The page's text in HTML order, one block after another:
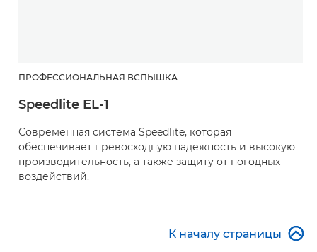
ПРОФЕССИОНАЛЬНАЯ ВСПЫШКА
Speedlite EL-1
Современная система Speedlite, которая
обеспечивает превосходную надежность и высокую
производительность, а также защиту от погодных
воздействий.
К началу страницы 